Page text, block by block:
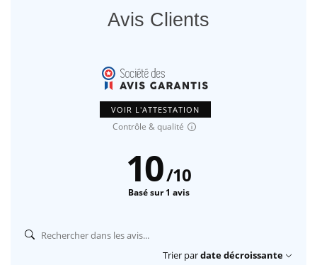
Avis Clients
VOIR L'ATTESTATION
Contrôle & qualité
10/10
Basé sur 1 avis
Trier pardate décroissante